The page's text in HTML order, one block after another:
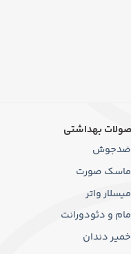
بهداشتی
ضدجوش
ماسک صورت
میسلار واتر
مام و دئودورانت
خمیر دندان